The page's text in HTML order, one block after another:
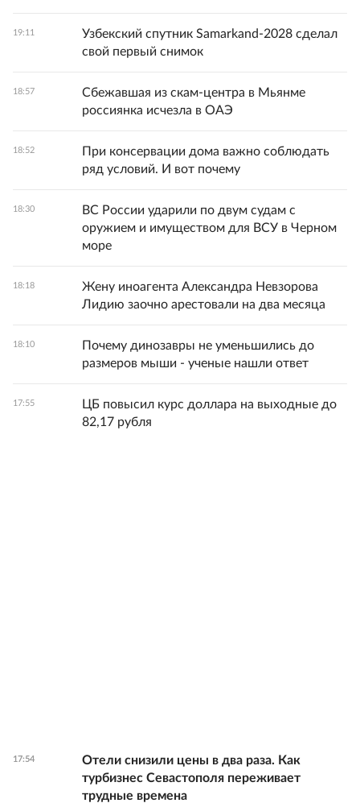
19:11
Узбекский спутник Samarkand-2028 сделал
свой первый снимок
18:57
Сбежавшая из скам-центра в Мьянме
россиянка исчезла в ОАЭ
18:52
При консервации дома важно соблюдать
ряд условий. И вот почему
18:30
ВС России ударили по двум судам с
оружием и имуществом для ВСУ в Черном
море
18:18
Жену иноагента Александра Невзорова
Лидию заочно арестовали на два месяца
18:10
Почему динозавры не уменьшились до
размеров мыши - ученые нашли ответ
17:55
ЦБ повысил курс доллара на выходные до
82,17 рубля
17:54
Отели снизили цены в два раза. Как
турбизнес Севастополя переживает
трудные времена